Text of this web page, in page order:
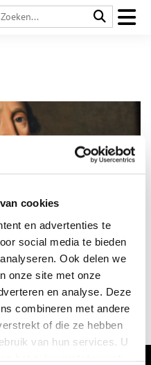
cookies
en advertenties te
social media te bieden
Ook delen we
onze site met onze
en analyse. Deze
combineren met andere
of die ze hebben
van hun services. U
in het teken van
Heemstedenaar aller tijden.
dat deze Amsterdamse
kocht.